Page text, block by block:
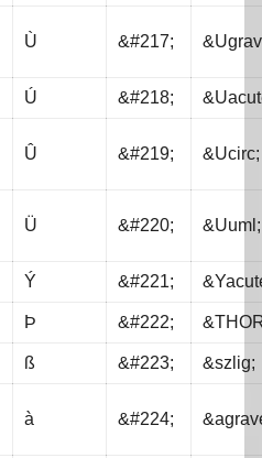
Ù &#217;
Ú &#218;
Û &#219; &Ucirc;
Ü &#220; &Uuml;
Ý &#221;
Þ &#222;
ß &#223; &szlig;
à &#224;